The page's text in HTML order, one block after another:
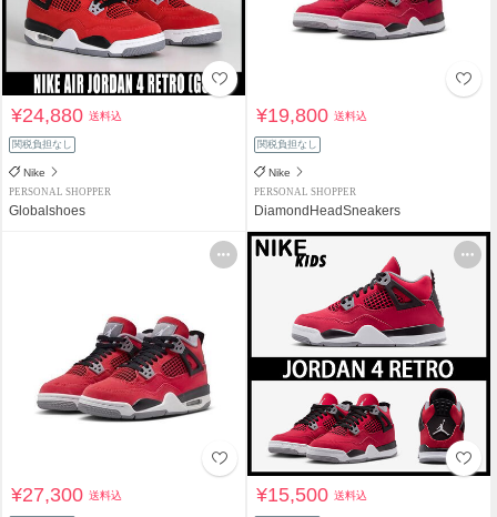
¥24,880送料込
関税負担なし
Nike
PERSONAL SHOPPER
Globalshoes
¥19,800送料込
関税負担なし
Nike
PERSONAL SHOPPER
DiamondHeadSneakers
¥27,300送料込 ¥15,500送料込